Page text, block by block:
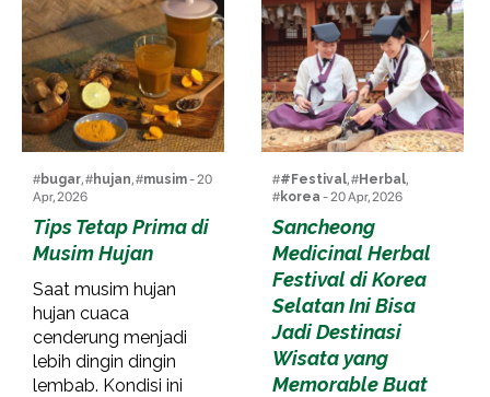
#bugar, #hujan, #musim- 20
Apr, 2026
Tips Tetap Prima di
Musim Hujan
Saat musim hujan
hujan cuaca
cenderung menjadi
lebih dingin dingin
lembab. Kondisi ini
##Festival, #Herbal,
#korea - 20 Apr, 2026
Sancheong
Medicinal Herbal
Festival di Korea
Selatan Ini Bisa
Jadi Destinasi
Wisata yang
Memorable Buat